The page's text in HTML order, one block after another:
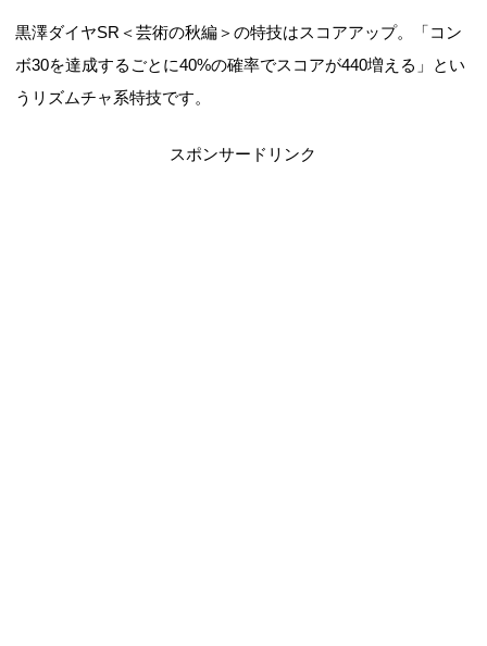
黒澤ダイヤSR＜芸術の秋編＞の特技はスコアアップ。「コン
ボ30を達成するごとに40%の確率でスコアが440増える」とい
うリズムチャ系特技です。
スポンサードリンク